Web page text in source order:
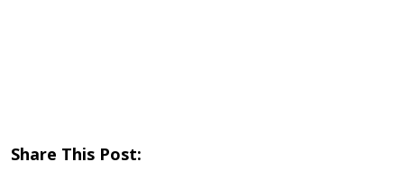
Share This Post: